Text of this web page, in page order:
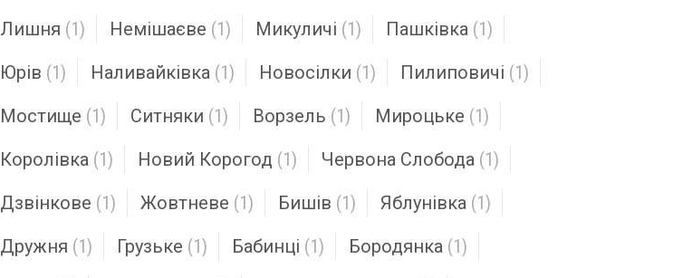
Лишня (1) Немішаєве (1) Микуличі (1) Пашківка (1)
Юрів (1) Наливайківка (1) Новосілки (1) Пилиповичі (1)
Мостище (1) Ситняки (1) Ворзель (1) Мироцьке (1)
Королівка (1) Новий Корогод (1) Червона Слобода (1)
Дзвінкове (1) Жовтневе (1) Бишів (1) Яблунівка (1)
Дружня (1) Грузьке (1) Бабинці (1) Бородянка (1)